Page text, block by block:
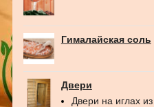
Гималайская соль
Двери
Двери на иглах